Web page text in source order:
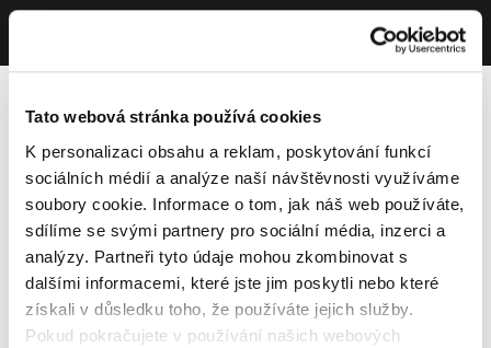
Tato webová stránka používá cookies
K personalizaci obsahu a reklam, poskytování funkcí
sociálních médií a analýze naší návštěvnosti využíváme
soubory cookie. Informace o tom, jak náš web používáte,
sdílíme se svými partnery pro sociální média, inzerci a
analýzy. Partneři tyto údaje mohou zkombinovat s
dalšími informacemi, které jste jim poskytli nebo které
získali v důsledku toho, že používáte jejich služby.
Pokud pokračujete v používání našich webových